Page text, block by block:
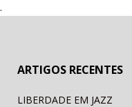
.
ARTIGOS RECENTES
LIBERDADE EM JAZZ